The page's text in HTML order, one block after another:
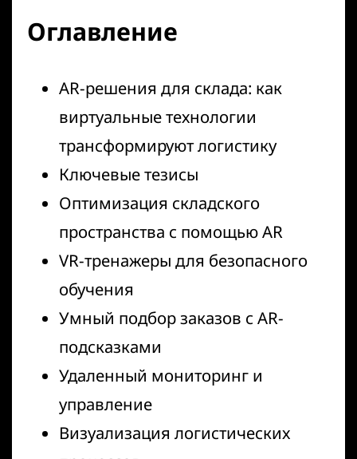
Оглавление
AR-решения для склада: как
виртуальные технологии
трансформируют логистику
Ключевые тезисы
Оптимизация складского
пространства с помощью AR
VR-тренажеры для безопасного
обучения
Умный подбор заказов с AR-
подсказками
Удаленный мониторинг и
управление
Визуализация логистических